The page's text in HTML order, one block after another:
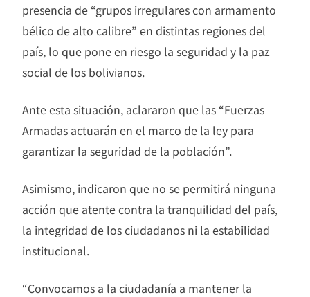
presencia de “grupos irregulares con armamento
bélico de alto calibre” en distintas regiones del
país, lo que pone en riesgo la seguridad y la paz
social de los bolivianos.
Ante esta situación, aclararon que las “Fuerzas
Armadas actuarán en el marco de la ley para
garantizar la seguridad de la población”.
Asimismo, indicaron que no se permitirá ninguna
acción que atente contra la tranquilidad del país,
la integridad de los ciudadanos ni la estabilidad
institucional.
“Convocamos a la ciudadanía a mantener la